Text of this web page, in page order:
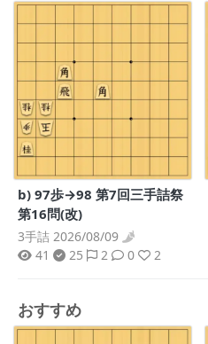
b) 97歩→98 第7回三手詰祭
第16問(改)
3手詰 2026/08/09
41
25 2 0 2
おすすめ